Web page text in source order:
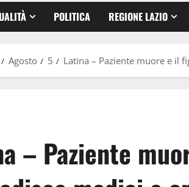
POLITICA REGIONE LAZIO
Agosto 5 Latina – Paziente muore e il
– Paziente